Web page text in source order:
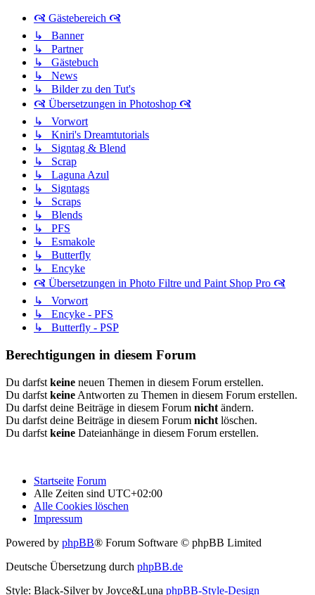
🙧 Gästebereich 🙧
↳ Banner
↳ Partner
↳ Gästebuch
↳ News
↳ Bilder zu den Tut's
🙧 Übersetzungen in Photoshop 🙧
↳ Vorwort
↳ Kniri's Dreamtutorials
↳ Signtag & Blend
↳ Scrap
↳ Laguna Azul
↳ Signtags
↳ Scraps
↳ Blends
↳ PFS
↳ Esmakole
↳ Butterfly
↳ Encyke
🙧 Übersetzungen in Photo Filtre und Paint Shop Pro 🙧
↳ Vorwort
↳ Encyke - PFS
↳ Butterfly - PSP
Berechtigungen in diesem Forum
Du darfst keine neuen Themen in diesem Forum erstellen.
Du darfst keine Antworten zu Themen in diesem Forum erstellen.
Du darfst deine Beiträge in diesem Forum nicht ändern.
Du darfst deine Beiträge in diesem Forum nicht löschen.
Du darfst keine Dateianhänge in diesem Forum erstellen.
Startseite Forum
Alle Zeiten sind UTC+02:00
Alle Cookies löschen
Impressum
Powered by phpBB® Forum Software © phpBB Limited
Deutsche Übersetzung durch phpBB.de
Style: Black-Silver by Joyce&Luna phpBB-Style-Design